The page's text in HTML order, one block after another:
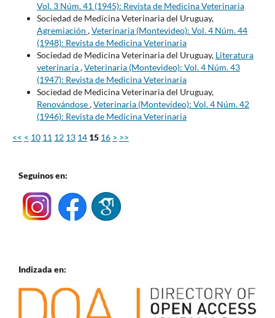
Vol. 3 Núm. 41 (1945): Revista de Medicina Veterinaria
Sociedad de Medicina Veterinaria del Uruguay,
Agremiación ,Veterinaria (Montevideo): Vol. 4 Núm. 44
(1948): Revista de Medicina Veterinaria
Sociedad de Medicina Veterinaria del Uruguay, Literatura
veterinaria,Veterinaria (Montevideo): Vol. 4 Núm. 43
(1947): Revista de Medicina Veterinaria
Sociedad de Medicina Veterinaria del Uruguay,
Renovándose,Veterinaria (Montevideo): Vol. 4 Núm. 42
(1946): Revista de Medicina Veterinaria
<< < 10 11 12 13 14 15 16 > >>
Seguinos en:
Indizada en: